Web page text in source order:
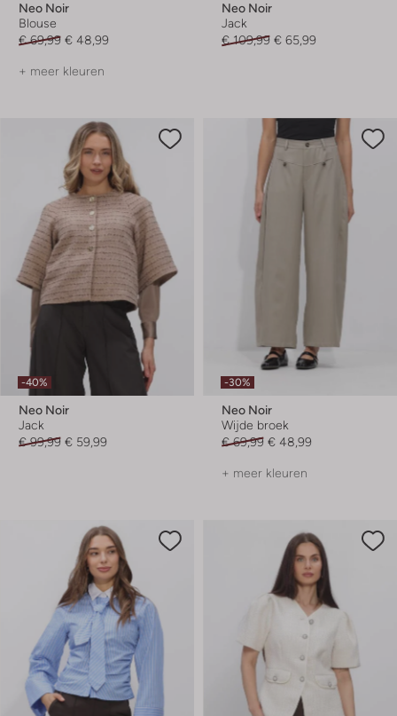
Neo Noir
Blouse
€ 69,99 € 48,99
+ meer kleuren
Neo Noir
Jack
€ 109,99 € 65,99
-40%
Neo Noir
Jack
€ 99,99 € 59,99
-30%
Neo Noir
Wijde broek
€ 69,99 € 48,99
+ meer kleuren